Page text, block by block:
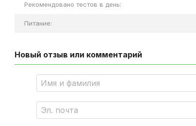
Рекомендовано тестов в день:
Питание:
Новый отзыв или комментарий